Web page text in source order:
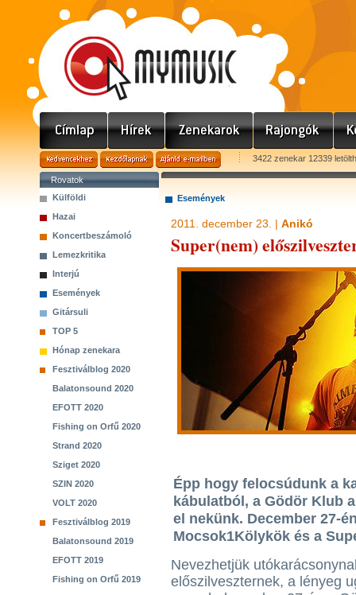
3422 zenekar 12339
Rovatok
Külföldi
Hazai
Koncertbeszámoló
Lemezkritika
Interjú
Események
Gitársuli
TOP 5
Hónap zenekara
Fesztiválblog 2020
Balatonsound 2020
EFOTT 2020
Fishing on Orfű 2020
Strand 2020
Sziget 2020
SZIN 2020
VOLT 2020
Fesztiválblog 2019
Balatonsound 2019
EFOTT 2019
Fishing on Orfű 2019
Események
2011. december 23. | Anikó
Super(nem)
Épp hogy felocsúdunk a
kábulatból, a Gödör Klub
el nekünk. December 27-
Mocsok1Kölykök és a
Nevezhetjük
előszilveszternek, a lényeg